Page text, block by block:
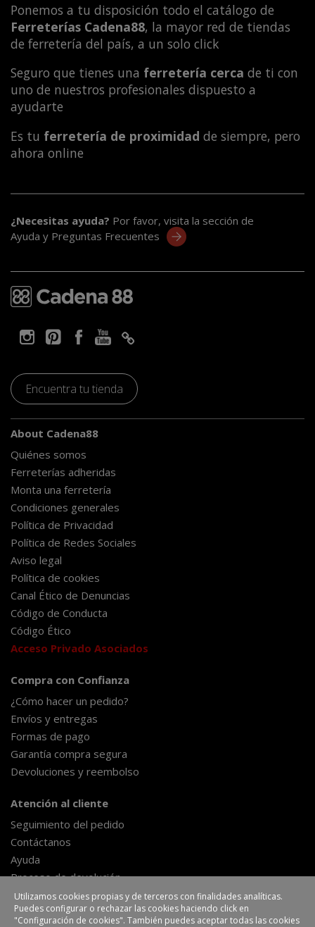
Ponemos a tu disposición todo el catálogo de
Ferreterías Cadena88, la mayor red de tiendas
de ferretería del país, a un solo click
Seguro que tienes una ferretería cerca de ti con
uno de nuestros profesionales dispuesto a
ayudarte
Es tu ferretería de proximidad de siempre, pero
ahora online
¿Necesitas ayuda? Por favor, visita la sección de
Ayuda y Preguntas Frecuentes
Encuentra tu tienda
About Cadena88
Quiénes somos
Ferreterías adheridas
Monta una ferretería
Condiciones generales
Política de Privacidad
Política de Redes Sociales
Aviso legal
Política de cookies
Canal Ético de Denuncias
Código de Conducta
Código Ético
Acceso Privado Asociados
Compra con Confianza
¿Cómo hacer un pedido?
Envíos y entregas
Formas de pago
Garantía compra segura
Devoluciones y reembolso
Atención al cliente
Seguimiento del pedido
Contáctanos
Ayuda
Proceso de devolución
Formulario de desestimiento
Utilizamos cookies propias y de terceros con finalidades analíticas.
Puedes configurar o rechazar las cookies haciendo click en
"Configuración de cookies". También puedes aceptar todas las cookies